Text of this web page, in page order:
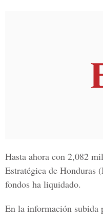
Hasta ahora con 2,082
Estratégica de Honduras
fondos ha liquidado.
En la información subida